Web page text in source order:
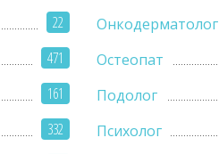
22
Онкодерматолог
471
Остеопат
161
Подолог
332
Психолог